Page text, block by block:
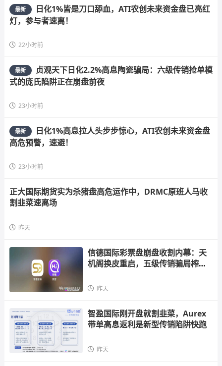
最新
日化1%皆是刀口舔血，ATI农创未来资金盘已亮红
灯，参与者速离！
22小时前
最新
贞观天下日化2.2%高息陶瓷骗局：六级传销抢单模
式的庞氏陷阱正在崩盘前夜
23小时前
最新
日化1%高息拉人头步步惊心，ATI农创未来资金盘
高危预警，速避！
23小时前
正大国际期货实为杀猪盘高危运作中，DRMC原班人马收
割韭菜速离场
昨天
信德国际彩票盘崩盘收割内幕：天
机阁换皮重启，五级传销骗局榨干
昨天
智盈国际刚开盘就割韭菜，Aurex
带单高息返利是新型传销陷阱快跑
昨天